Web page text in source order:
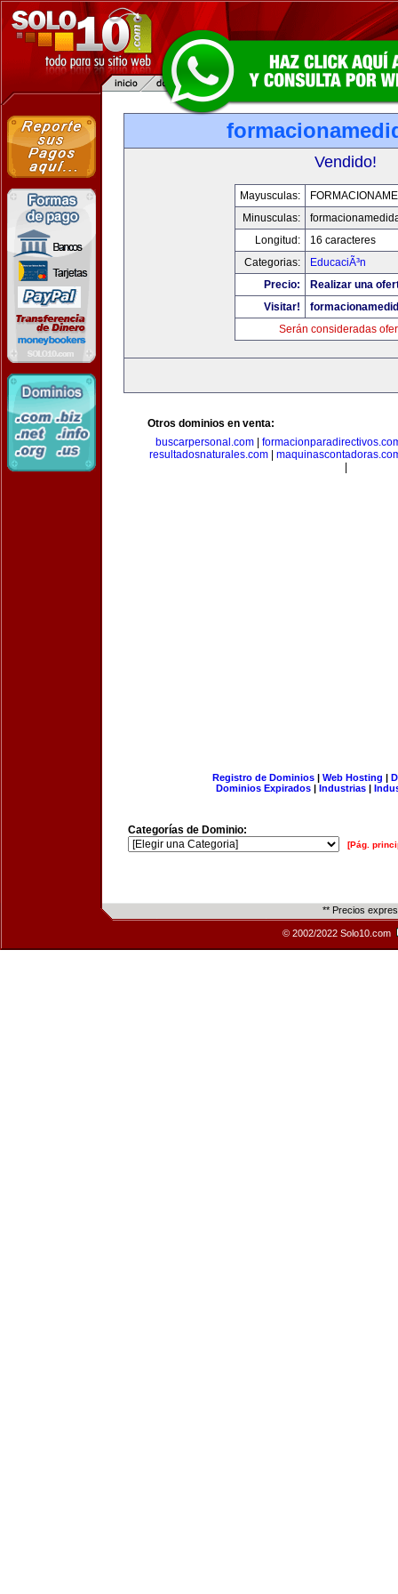
Vendido!
Mayusculas:
Minusculas:
Longitud:
16 caracteres
Categorias:
EducaciÃ³n
Precio:
Realizar una
Visitar!
Serán consideradas
Otros dominios en venta:
buscarpersonal.com|
resultadosnaturales.com|
Registro de Dominios| Web Hosting |
Dominios Expirados | Industrias |
Categorías de Dominio:
[Pág.
** Precios
© 2002/2022 Solo10.com